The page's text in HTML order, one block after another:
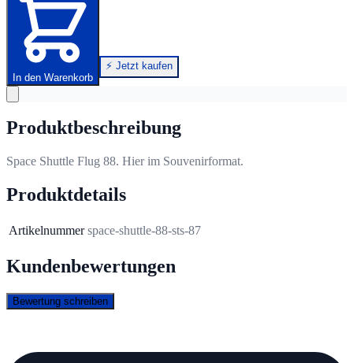
In den Warenkorb
⚡ Jetzt kaufen
Produktbeschreibung
Space Shuttle Flug 88. Hier im Souvenirformat.
Produktdetails
Artikelnummer space-shuttle-88-sts-87
Kundenbewertungen
Bewertung schreiben